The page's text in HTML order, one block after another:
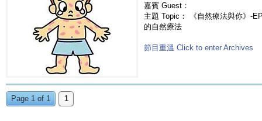
嘉賓 Guest：
主題 Topic： 《自然療法與你》-
的自然療法
節目重溫 Click to enter Archives
Page 1 of 1 1